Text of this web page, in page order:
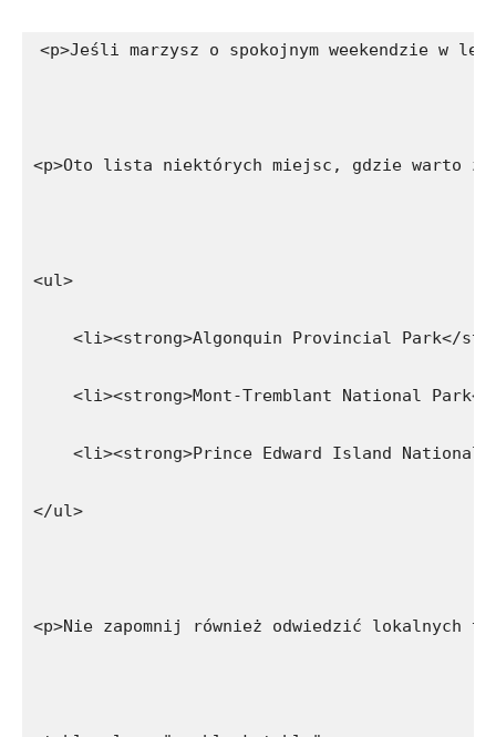
<p>Jeśli marzysz o spokojnym weekendzie w
<p>Oto lista niektórych miejsc, gdzie warto
<ul>
<li><strong>Algonquin Provincial Park</
<li><strong>Mont-Tremblant National
<li><strong>Prince Edward Island National
</ul>
<p>Nie zapomnij również odwiedzić lokalnych